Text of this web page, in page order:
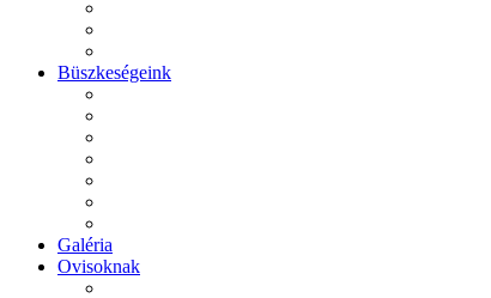
Büszkeségeink
Galéria
Ovisoknak